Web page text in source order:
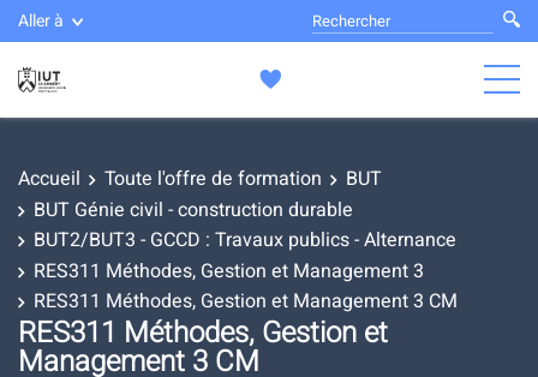
Aller à
Accueil Toute l'offre de formation
BUT
BUT Génie civil - construction durable
BUT2/BUT3 - GCCD : Travaux publics - Alternance
RES311 Méthodes, Gestion et Management 3
RES311 Méthodes, Gestion et Management 3 CM
RES311 Méthodes, Gestion et
Management 3 CM